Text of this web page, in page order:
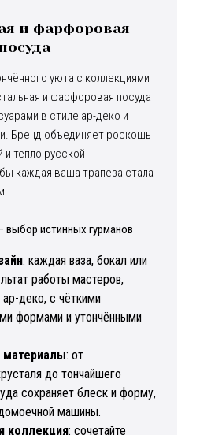
и фарфоровая
уюта с коллекциями
и фарфоровая посуда
в стиле ар-деко и
Бренд объединяет роскошь
и тепло русской
каждая ваша трапеза стала
выбор истинных гурманов
: каждая ваза, бокал или
работы мастеров,
деко, с чёткими
формами и утончёнными
: от
до тончайшего
сохраняет блеск и форму,
машины.
коллекция: сочетайте